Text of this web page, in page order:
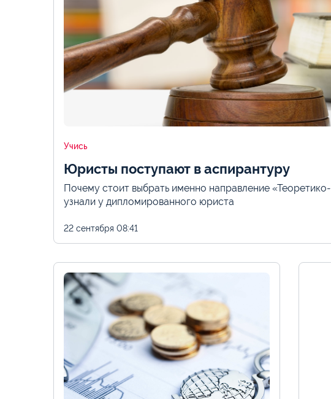
Учись
Юристы поступают в аспирантуру
Почему стоит выбрать именно направление
узнали у дипломированного юриста
22 сентября 08:41